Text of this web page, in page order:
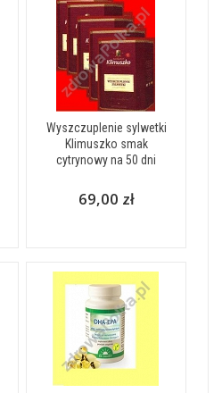
Wyszczuplenie sylwetki
Klimuszko smak
cytrynowy na 50 dni
69,00 zł